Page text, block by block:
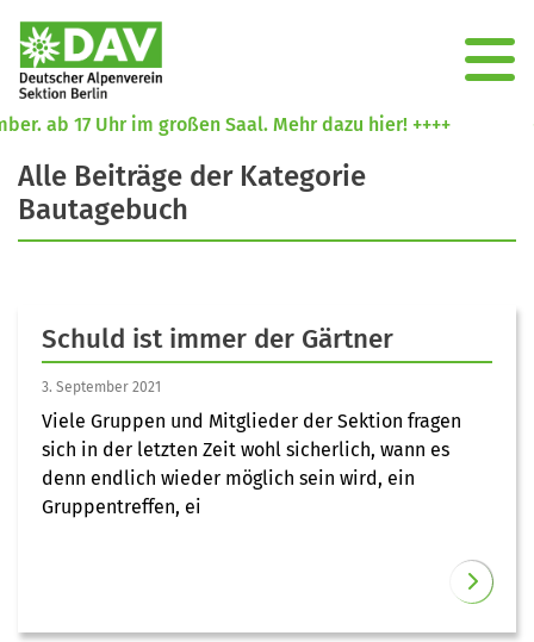
ab 17 Uhr im großen Saal. Mehr dazu hier! ++++
Alle Beiträge der Kategorie
Bautagebuch
Schuld ist immer der Gärtner
3. September 2021
Viele Gruppen und Mitglieder der Sektion fragen
sich in der letzten Zeit wohl sicherlich, wann es
denn endlich wieder möglich sein wird, ein
Gruppentreffen, ei